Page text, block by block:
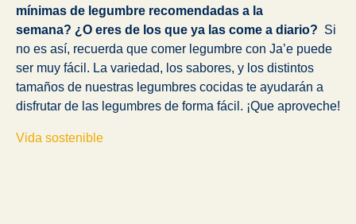
mínimas de legumbre recomendadas a la
semana? ¿O eres de los que ya las come a diario? Si
no es así, recuerda que comer legumbre con Ja’e puede
ser muy fácil. La variedad, los sabores, y los distintos
tamaños de nuestras legumbres cocidas te ayudarán a
disfrutar de las legumbres de forma fácil. ¡Que aproveche!
Vida sostenible